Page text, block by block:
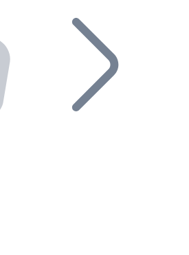
Bitnovo
Bitnovo dans votre entreprise et
dans votre écosystème.
de distributeurs et
votre projet à notre service